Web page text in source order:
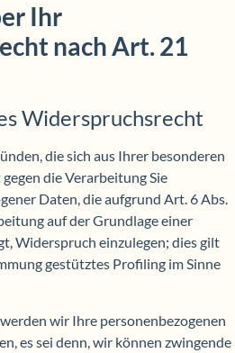
Ihr
nach Art. 21
Widerspruchsrecht
die sich aus Ihrer besonderen
die Verarbeitung Sie
Daten, die aufgrund Art. 6 Abs.
auf der Grundlage einer
Widerspruch einzulegen; dies gilt
gestütztes Profiling im Sinne
wir Ihre personenbezogenen
es sei denn, wir können zwingende